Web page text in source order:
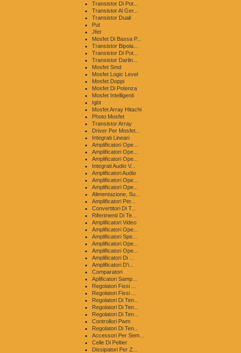
Transistor Di Pot...
Transistor Al Ger...
Transistor Duali
Put
Jfet
Mosfet Di Bassa P...
Transistor Bipola...
Transistor Di Pot...
Transistor Darlin...
Mosfet Smd
Mosfet Logic Level
Mosfet Doppi
Mosfet Di Potenza
Mosfet Intelligenti
Igbt
Mosfet Array Hitachi
Photo Mosfet
Transistor Array
Driver Per Mosfet...
Integrati Lineari
Amplificatori Ope...
Amplificatori Ope...
Amplificatori Ope...
Integrati Audio V...
Amplificatori Audio
Amplificatori Ope...
Amplificatori Ope...
Alimentazione, Su...
Amplificatori Per...
Convertitori Di T...
Riferimenti Di Te...
Amplificatori Video
Amplificatori Ope...
Amplificatori Spe...
Amplificatori Ope...
Amplificatori Ope...
Amplificatori Di ...
Amplificatori D'i...
Comparatori
Aplificatori Samp...
Regolatori Fissi ...
Regolatori Fissi ...
Regolatori Di Ten...
Regolatori Di Ten...
Regolatori Di Ten...
Controllori Pwm
Regolatori Di Ten...
Accessori Per Sem...
Celle Di Peltier
Dissipatori Per Z...